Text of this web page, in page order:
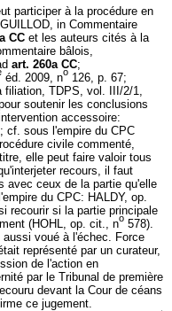
participer à la procédure en
in Commentaire
CC et les auteurs cités à la
bâlois,
art. 260a CC;
éd. 2009, no 126, p. 67;
filiation, TDPS, vol. III/2/1,
soutenir les conclusions
accessoire:
cf. sous l'empire du CPC
civile commenté,
elle peut faire valoir tous
recours, il faut
avec ceux de la partie qu'elle
du CPC: HALDY, op.
recourir si la partie principale
(HOHL, op. cit., no 578).
voué à l'échec. Force
représenté par un curateur,
de l'action en
par le Tribunal de première
devant la Cour de céans
ce jugement.